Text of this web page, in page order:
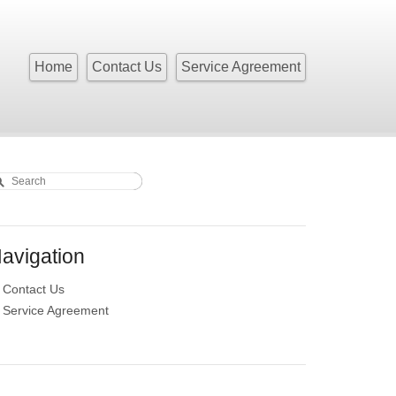
Home Contact Us Service Agreement
Contact Us
Service Agreement